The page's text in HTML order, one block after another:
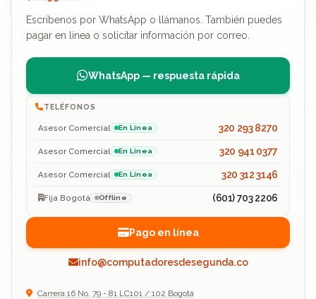
Escríbenos por WhatsApp o llámanos. También puedes
pagar en línea o solicitar información por correo.
WhatsApp — respuesta rápida
TELÉFONOS
Asesor Comercial En Línea 320 293 8270
Asesor Comercial En Línea 320 941 0377
Asesor Comercial En Línea 320 312 3146
Fija Bogotá Offline (601) 703 2206
Pago en línea
info@computadoresdesegunda.co
Carrera 16 No. 79 - 81 LC101 / 102 Bogotá